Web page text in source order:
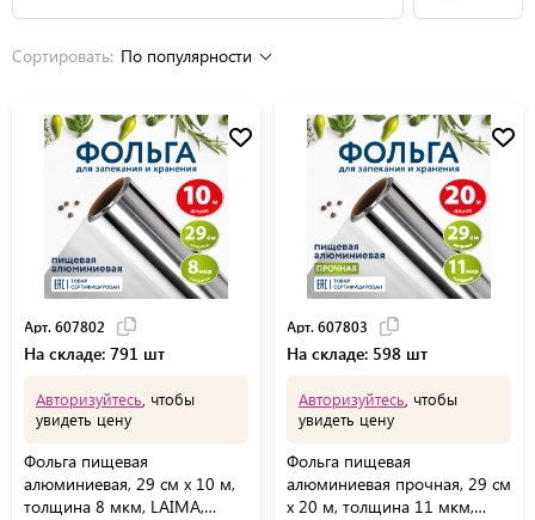
Сортировать: По популярности
Арт. 607802
На складе: 791 шт
Авторизуйтесь , чтобы
увидеть цену
Фольга пищевая
алюминиевая, 29 см х 10 м,
толщина 8 мкм, LAIMA,
Арт. 607803
На складе: 598 шт
Авторизуйтесь , чтобы
увидеть цену
Фольга пищевая
алюминиевая прочная, 29 см
х 20 м, толщина 11 мкм,